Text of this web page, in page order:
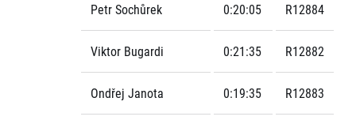
Petr Sochůrek 0:20:05 R12884
Viktor Bugardi 0:21:35 R12882
Ondřej Janota 0:19:35 R12883